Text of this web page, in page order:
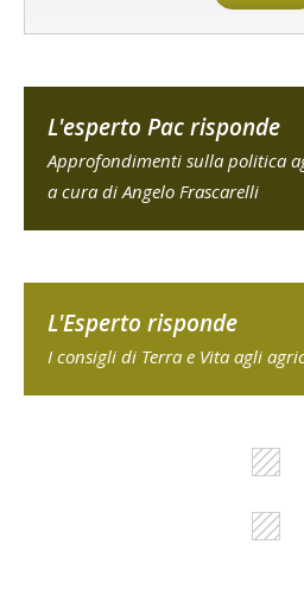
L'esperto Pac risponde
Approfondimenti sulla politica
a cura di Angelo Frascarelli
L'Esperto risponde
I consigli di Terra e Vita agli